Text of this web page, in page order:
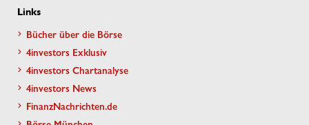
Links
Bücher über die Börse
4investors Exklusiv
4investors Chartanalyse
4investors News
FinanzNachrichten.de